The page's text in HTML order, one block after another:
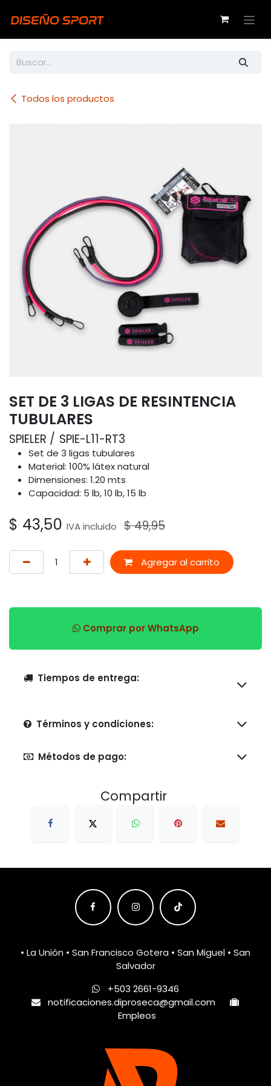
Todos los productos
SET DE 3 LIGAS DE RESINTENCIA
TUBULARES
SPIELER SPIE-L11-RT3
Set de 3 ligas tubulares
Material: 100% látex natural
Dimensiones: 1.20 mts
Capacidad: 5 lb, 10 lb, 15 lb
$ 43,50 IVA incluido $49,95
Agregar al carrito
Comprar por WhatsApp
Tiempos de entrega:
Términos y condiciones:
Métodos de pago:
Compartir
• La Unión • San Francisco Gotera • San Miguel • San
Salvador
+503 2661-9346
notificaciones.diproseca@gmail.com
Empleos